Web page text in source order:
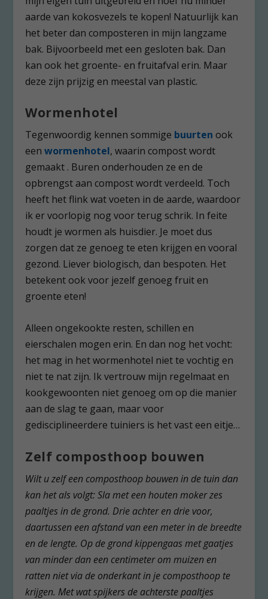
aarde van kokosvezels te kopen! Natuurlijk kan
het beter dan composteren in mijn langzame
bak. Bijvoorbeeld met een gesloten bak. Dan
kan ook het groente- en fruitafval erin. Maar
deze zijn prijzig en meestal van plastic.
Wormenhotel
Tegenwoordig kennen sommige buurten ook
een wormenhotel, waarin compost wordt
gemaakt . Buren onderhouden ze en de
opbrengst aan compost wordt verdeeld. Toch
heeft het flink wat voeten in de aarde, waardoor
ik er voorlopig nog voor terug schrik. In feite
houdt je wormen als huisdier. Je moet dus
zorgen dat ze genoeg te eten krijgen en vooral
gezond. Liever biologisch, dan bespoten. Het
betekent ook voor jezelf genoeg fruit en
groente eten!
Alleen ongekookte resten, schillen en
eierschalen mogen erin. En dan nog het vocht:
het mag in het wormenhotel niet te vochtig en
niet te nat zijn. Ik vertrouw mijn regelmaat en
kookgewoonten niet genoeg om op die manier
aan de slag te gaan, maar voor
gedisciplineerdere tuiniers is het vast een eitje…
Zelf composthoop bouwen
Wilt u zelf een composthoop bouwen in de tuin dan
kan het als volgt: Sla met een houten moker zes
paaltjes in de grond. Drie achter en drie voor,
daartussen een afstand van een meter in de breedte
en de lengte. Op de grond kippengaas met gaatjes
van minder dan een centimeter om muizen en
ratten niet via de onderkant in je composthoop te
krijgen. Met wat spijkers de achterste paaltjes